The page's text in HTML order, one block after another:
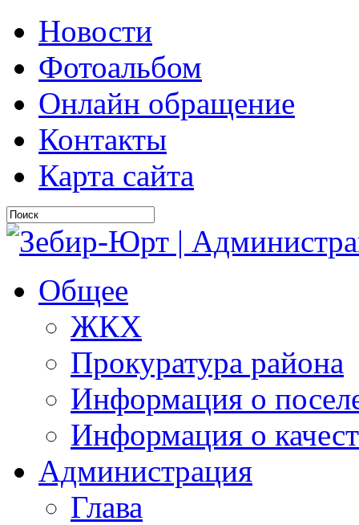
Новости
Фотоальбом
Онлайн обращение
Контакты
Карта сайта
Общее
ЖКХ
Прокуратура района
Информация о
Информация о
Администрация
Глава